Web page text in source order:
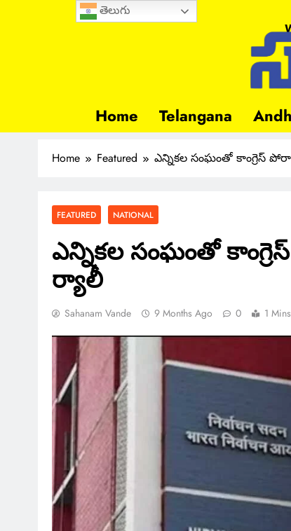
Home Telangana
Home Featured ఎన్నికల సంఘంతో కాంగ్రెస్
FEATURED NATIONAL
ఎన్నికల సంఘంతో
ర్యాలీ
Sahanam Vande 9 Months Ago 0 1 Mins
తెలుగు